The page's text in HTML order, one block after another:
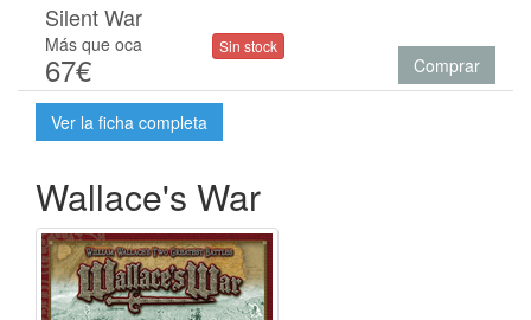
Silent War
Más que oca
67€
Sin stock
Comprar
Ver la ficha completa
Wallace's War